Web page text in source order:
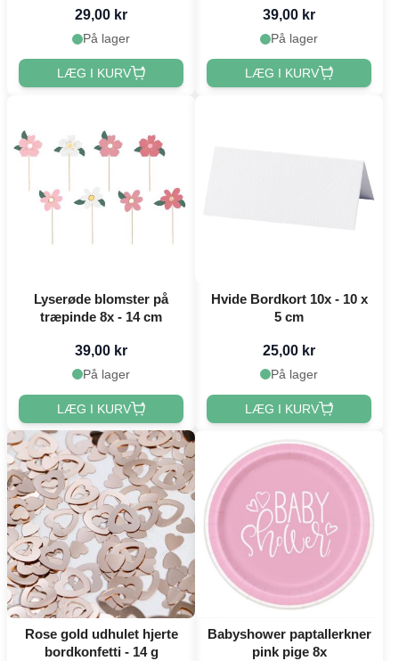
29,00 kr
På lager
LÆG I KURV
39,00 kr
På lager
LÆG I KURV
Lyserøde blomster på
træpinde 8x - 14 cm
39,00 kr
På lager
LÆG I KURV
Hvide Bordkort 10x - 10 x
5 cm
25,00 kr
På lager
LÆG I KURV
Rose gold udhulet hjerte
bordkonfetti - 14 g
Babyshower paptallerkner
pink pige 8x